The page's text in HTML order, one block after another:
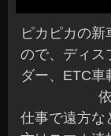
ピカピカの
ので、ディス
ダー、ETC
仕事で遠方